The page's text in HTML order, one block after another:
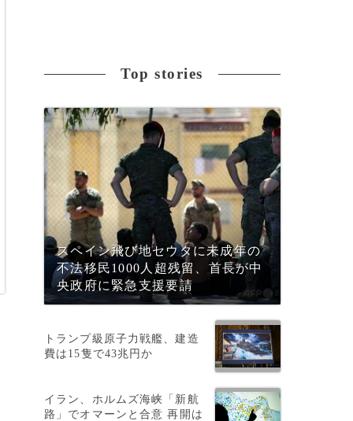
Top stories
スペイン飛び地セウタに未成年の
不法移民1000人超残留、首長が中
央政府に緊急支援要請
トランプ級原子力戦艦、建造
費は15隻で43兆円か
イラン、ホルムズ海峡「新航
路」でオマーンと合意 再開は